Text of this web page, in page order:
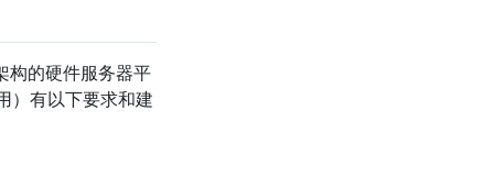
构的硬件服务器平
）有以下要求和建